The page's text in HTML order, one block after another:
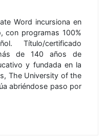
Word incursiona en
con programas 100%
Título/certificado
de 140 años de
y fundada en la
The University of the
abriéndose paso por